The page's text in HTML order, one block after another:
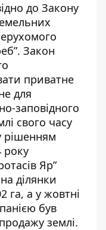
до Закону
Закон
приватне
для
заповідного
свого часу
рішенням
року
Яр”
ділянки
га, а у жовтні
був
землі.